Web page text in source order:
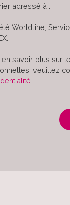
adressé à :
Worldline,
en savoir plus sur
veuillez